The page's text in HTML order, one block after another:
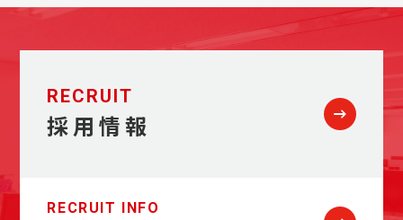
RECRUIT
採用情報
RECRUIT INFO